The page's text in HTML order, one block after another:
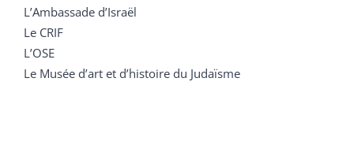
L’Ambassade d’Israël
Le CRIF
L’OSE
Le Musée d’art et d’histoire du Judaïsme